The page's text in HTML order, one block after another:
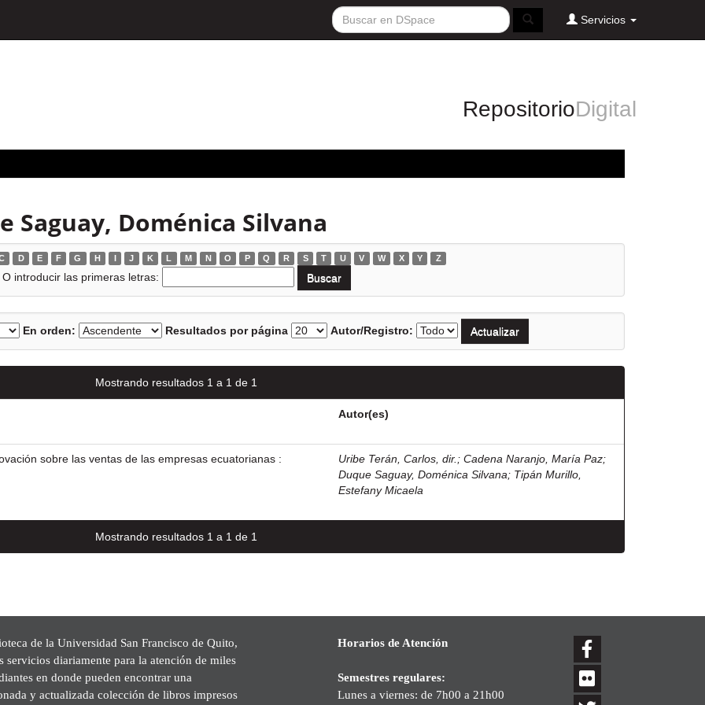
Servicios
RepositorioDigital
Saguay, Doménica Silvana
D E F G H I J K L M N O P Q R S T U V W X Y Z
O introducir las primeras letras:
En orden: Resultados por página Autor/Registro:
Mostrando resultados 1 a 1 de 1
Autor(es)
sobre las ventas de las empresas ecuatorianas :
Uribe Terán, Carlos, dir. ; Cadena Naranjo, María Paz;
Duque Saguay, Doménica Silvana; Tipán Murillo,
Estefany Micaela
Mostrando resultados 1 a 1 de 1
de la Universidad San Francisco de Quito,
servicios diariamente para la atención de miles
en donde pueden encontrar una
y actualizada colección de libros impresos
Horarios de Atención
Semestres regulares:
Lunes a viernes: de 7h00 a 21h00